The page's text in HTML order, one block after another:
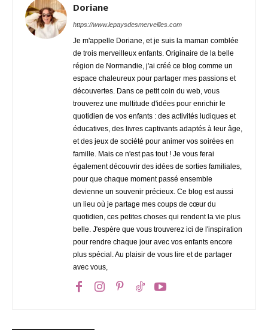
Doriane
https://www.lepaysdesmerveilles.com
Je m'appelle Doriane, et je suis la maman comblée
de trois merveilleux enfants. Originaire de la belle
région de Normandie, j'ai créé ce blog comme un
espace chaleureux pour partager mes passions et
découvertes. Dans ce petit coin du web, vous
trouverez une multitude d'idées pour enrichir le
quotidien de vos enfants : des activités ludiques et
éducatives, des livres captivants adaptés à leur âge,
et des jeux de société pour animer vos soirées en
famille. Mais ce n'est pas tout ! Je vous ferai
également découvrir des idées de sorties familiales,
pour que chaque moment passé ensemble
devienne un souvenir précieux. Ce blog est aussi
un lieu où je partage mes coups de cœur du
quotidien, ces petites choses qui rendent la vie plus
belle. J'espère que vous trouverez ici de l'inspiration
pour rendre chaque jour avec vos enfants encore
plus spécial. Au plaisir de vous lire et de partager
avec vous,